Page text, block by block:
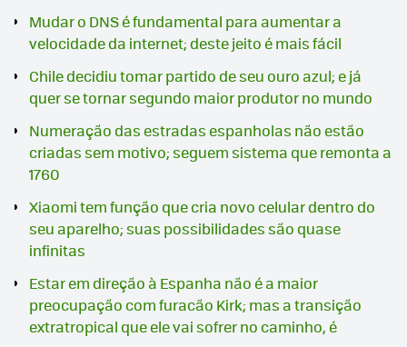
Mudar o DNS é fundamental para aumentar a
velocidade da internet; deste jeito é mais fácil
Chile decidiu tomar partido de seu ouro azul; e já
quer se tornar segundo maior produtor no mundo
Numeração das estradas espanholas não estão
criadas sem motivo; seguem sistema que remonta a
1760
Xiaomi tem função que cria novo celular dentro do
seu aparelho; suas possibilidades são quase
infinitas
Estar em direção à Espanha não é a maior
preocupação com furacão Kirk; mas a transição
extratropical que ele vai sofrer no caminho, é